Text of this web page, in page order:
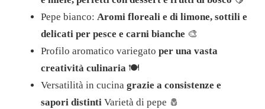
Pepe bianco: Aromi floreali e di limone, sottili e
delicati per pesce e carni bianche 🎨
Profilo aromatico variegato per una vasta
creatività culinaria 🍽️
Versatilità in cucina grazie a consistenze e
sapori distinti Varietà di pepe 🧂